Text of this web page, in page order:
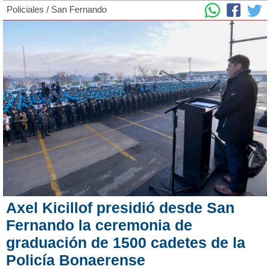
Policiales / San Fernando
Axel Kicillof presidió desde San
Fernando la ceremonia de
graduación de 1500 cadetes de la
Policía Bonaerense